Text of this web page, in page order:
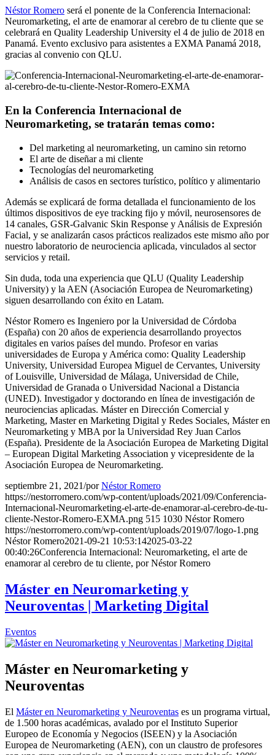
Néstor Romero será el ponente de la Conferencia Internacional:
Neuromarketing, el arte de enamorar al cerebro de tu cliente que se
celebrará en Quality Leadership University el 4 de julio de 2018 en
Panamá. Evento exclusivo para asistentes a EXMA Panamá 2018,
gracias al convenio con QLU.
En la Conferencia Internacional de
Neuromarketing, se tratarán temas como:
Del marketing al neuromarketing, un camino sin retorno
El arte de diseñar a mi cliente
Tecnologías del neuromarketing
Análisis de casos en sectores turístico, político y alimentario
Además se explicará de forma detallada el funcionamiento de los
últimos dispositivos de eye tracking fijo y móvil, neurosensores de
14 canales, GSR-Galvanic Skin Response y Análisis de Expresión
Facial, y se analizarán casos prácticos realizados este mismo año por
nuestro laboratorio de neurociencia aplicada, vinculados al sector
servicios y retail.
Sin duda, toda una experiencia que QLU (Quality Leadership
University) y la AEN (Asociación Europea de Neuromarketing)
siguen desarrollando con éxito en Latam.
Néstor Romero es Ingeniero por la Universidad de Córdoba
(España) con 20 años de experiencia desarrollando proyectos
digitales en varios países del mundo. Profesor en varias
universidades de Europa y América como: Quality Leadership
University, Universidad Europea Miguel de Cervantes, University
of Louisville, Universidad de Málaga, Universidad de Chile,
Universidad de Granada o Universidad Nacional a Distancia
(UNED). Investigador y doctorando en línea de investigación de
neurociencias aplicadas. Máster en Dirección Comercial y
Marketing, Master en Marketing Digital y Redes Sociales, Máster en
Neuromarketing y MBA por la Universidad Rey Juan Carlos
(España). Presidente de la Asociación Europea de Marketing Digital
– European Digital Marketing Association y vicepresidente de la
Asociación Europea de Neuromarketing.
septiembre 21, 2021/porNéstor Romero
https://nestorromero.com/wp-content/uploads/2021/09/Conferencia-
Internacional-Neuromarketing-el-arte-de-enamorar-al-cerebro-de-tu-
cliente-Nestor-Romero-EXMA.png 515 1030 Néstor Romero
https://nestorromero.com/wp-content/uploads/2019/07/logo-1.png
Néstor Romero2021-09-21 10:53:142025-03-22
00:40:26Conferencia Internacional: Neuromarketing, el arte de
enamorar al cerebro de tu cliente, por Néstor Romero
Máster en Neuromarketing y
Neuroventas | Marketing Digital
Eventos
Máster en Neuromarketing y
Neuroventas
El Máster en Neuromarketing y Neuroventas es un programa virtual,
de 1.500 horas académicas, avalado por el Instituto Superior
Europeo de Economía y Negocios (ISEEN) y la Asociación
Europea de Neuromarketing (AEN), con un claustro de profesores